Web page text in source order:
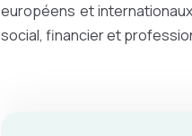
européens et
social, financier et